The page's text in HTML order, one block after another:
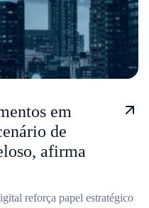
em
de
afirma
reforça papel estratégico